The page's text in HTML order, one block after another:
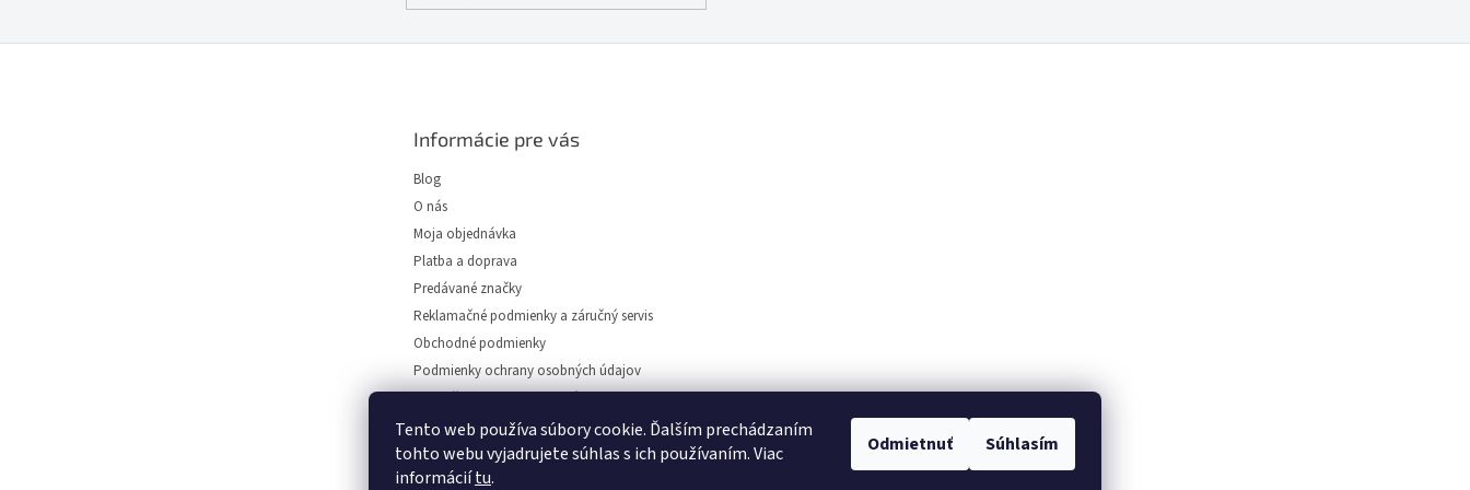
Tento web používa súbory cookie. Ďalším prechádzaním
tohto webu vyjadrujete súhlas s ich používaním. Viac
informáciítu.
Odmietnuť Súhlasím
Informácie pre vás
Blog
O nás
Moja objednávka
Platba a doprava
Predávané značky
Reklamačné podmienky a záručný servis
Obchodné podmienky
Podmienky ochrany osobných údajov
Napíšte nám
Kontakt